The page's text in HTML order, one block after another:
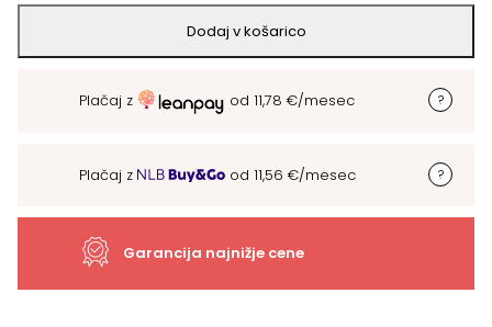
jedilniški
stol
hrastovega
lesa
Dodaj v košarico
Plačaj z od 11,78 €/mesec
Plačaj z od 11,56 €/mesec
Garancija najnižje cene